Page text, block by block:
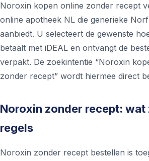
Noroxin kopen online zonder recept
online apotheek NL die generieke
aanbiedt. U selecteert de gewenste
betaalt met iDEAL en ontvangt de
verpakt. De zoekintentie “Noroxin
zonder recept” wordt hiermee direct
Noroxin zonder recept: wat
regels
Noroxin zonder recept bestellen is